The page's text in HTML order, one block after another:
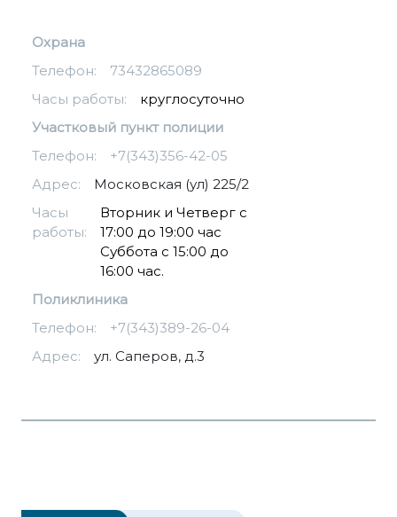
Охрана
Телефон:
73432865089
Часы работы:
круглосуточно
Участковый пункт полиции
Телефон:
+7(343)356-42-05
Адрес:
Московская (ул) 225/2
Часы
работы:
Вторник и Четверг с
17:00 до 19:00 час
Суббота с 15:00 до
16:00 час.
Поликлиника
Телефон:
+7(343)389-26-04
Адрес:
ул. Саперов, д.3